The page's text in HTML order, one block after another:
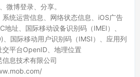
微博登录、分享。
统运营信息、网络状态信息、iOS广告
地址、国际移动设备识别码（IMEI）、
、国际移动用户识别码（IMSI）、应用列
平台OpenID、地理位置
息技术有限公司